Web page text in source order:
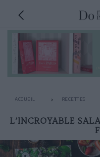
ACCUEIL RECETTES
L’INCROYABLE